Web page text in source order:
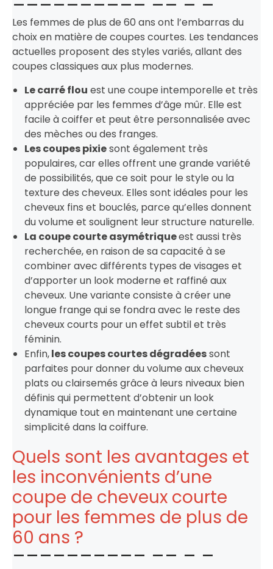
Les femmes de plus de 60 ans ont l’embarras du
choix en matière de coupes courtes. Les tendances
actuelles proposent des styles variés, allant des
coupes classiques aux plus modernes.
Le carré flou est une coupe intemporelle et très
appréciée par les femmes d’âge mûr. Elle est
facile à coiffer et peut être personnalisée avec
des mèches ou des franges.
Les coupes pixiesont également très
populaires, car elles offrent une grande variété
de possibilités, que ce soit pour le style ou la
texture des cheveux. Elles sont idéales pour les
cheveux fins et bouclés, parce qu’elles donnent
du volume et soulignent leur structure naturelle.
La coupe courte asymétriqueest aussi très
recherchée, en raison de sa capacité à se
combiner avec différents types de visages et
d’apporter un look moderne et raffiné aux
cheveux. Une variante consiste à créer une
longue frange qui se fondra avec le reste des
cheveux courts pour un effet subtil et très
féminin.
Enfin,les coupes courtes dégradéessont
parfaites pour donner du volume aux cheveux
plats ou clairsemés grâce à leurs niveaux bien
définis qui permettent d’obtenir un look
dynamique tout en maintenant une certaine
simplicité dans la coiffure.
Quels sont les avantages et
les inconvénients d’une
coupe de cheveux courte
pour les femmes de plus de
60 ans ?